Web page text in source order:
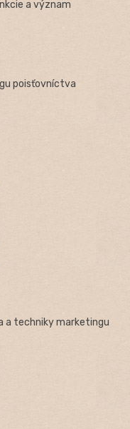
a význam
poisťovníctva
a techniky marketingu